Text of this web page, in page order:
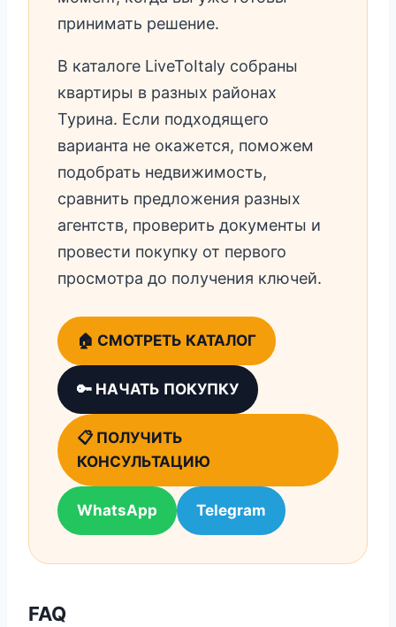
принимать решение.
В каталоге LiveToItaly собраны
квартиры в разных районах
Турина. Если подходящего
варианта не окажется, поможем
подобрать недвижимость,
сравнить предложения разных
агентств, проверить документы и
провести покупку от первого
просмотра до получения ключей.
🏠 СМОТРЕТЬ КАТАЛОГ
🔑 НАЧАТЬ ПОКУПКУ
📋 ПОЛУЧИТЬ
КОНСУЛЬТАЦИЮ
WhatsApp Telegram
FAQ